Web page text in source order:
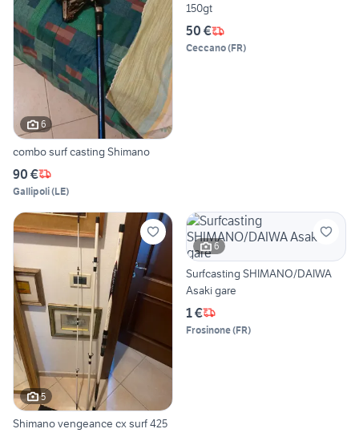
6
combo surf casting Shimano
90 €
Gallipoli(LE)
150gt
50 €
Ceccano(FR)
5
Shimano vengeance cx surf 425
6
Surfcasting SHIMANO/DAIWA
Asaki gare
1 €
Frosinone(FR)